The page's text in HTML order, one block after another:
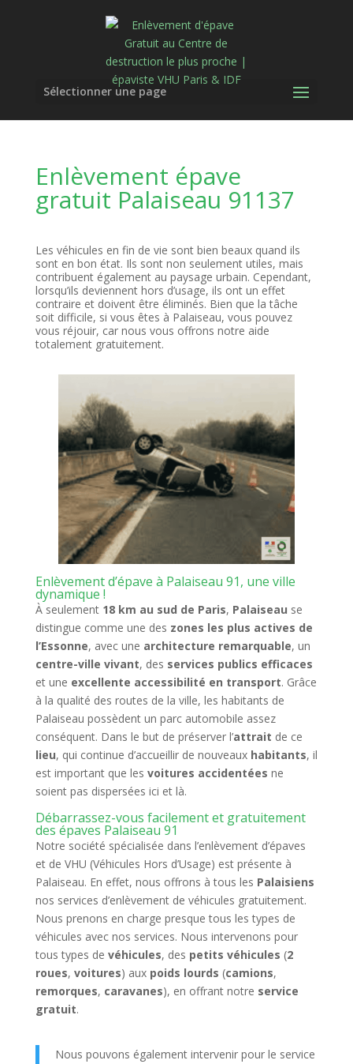
Sélectionner une page
Enlèvement épave
gratuit Palaiseau 91137
Les véhicules en fin de vie sont bien beaux quand ils
sont en bon état. Ils sont non seulement utiles, mais
contribuent également au paysage urbain. Cependant,
lorsqu’ils deviennent hors d’usage, ils ont un effet
contraire et doivent être éliminés. Bien que la tâche
soit difficile, si vous êtes à Palaiseau, vous pouvez
vous réjouir, car nous vous offrons notre aide
totalement gratuitement.
Enlèvement d’épave à Palaiseau 91, une ville
dynamique !
À seulement 18 km au sud de Paris, Palaiseau se
distingue comme une des zones les plus actives de
l’Essonne, avec une architecture remarquable, un
centre-ville vivant, des services publics efficaces
et une excellente accessibilité en transport. Grâce
à la qualité des routes de la ville, les habitants de
Palaiseau possèdent un parc automobile assez
conséquent. Dans le but de préserver l’attrait de ce
lieu, qui continue d’accueillir de nouveaux habitants, il
est important que les voitures accidentées ne
soient pas dispersées ici et là.
Débarrassez-vous facilement et gratuitement
des épaves Palaiseau 91
Notre société spécialisée dans l’enlèvement d’épaves
et de VHU (Véhicules Hors d’Usage) est présente à
Palaiseau. En effet, nous offrons à tous les Palaisiens
nos services d’enlèvement de véhicules gratuitement.
Nous prenons en charge presque tous les types de
véhicules avec nos services. Nous intervenons pour
tous types de véhicules, des petits véhicules (2
roues, voitures) aux poids lourds (camions,
remorques, caravanes), en offrant notre service
gratuit.
Nous pouvons également intervenir pour le service